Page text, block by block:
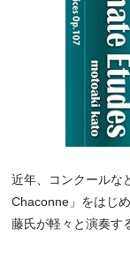
近年、コンクールな
Chaconne」をはじ
藤氏が軽々と演奏す